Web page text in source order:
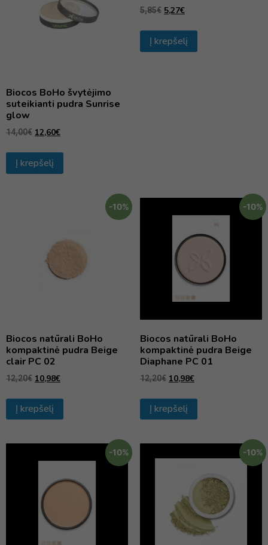
Biocos BoHo švytėjimo
suteikianti pudra Sunrise
glow
14,00€ 12,60€
Į krepšelį
5,85€ 5,27€
Į krepšelį
-10%
Biocos natūrali BoHo
kompaktinė pudra Beige
clair PC 02
12,20€ 10,98€
Į krepšelį
-10%
Biocos natūrali BoHo
kompaktinė pudra Beige
Diaphane PC 01
12,20€ 10,98€
Į krepšelį
-10% -10%